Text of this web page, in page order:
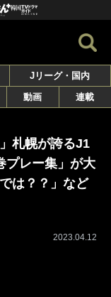
Jリーグ・国内
動画 連載
札幌が誇るJ1
プレー集」が大
は？？」など
2023.04.12